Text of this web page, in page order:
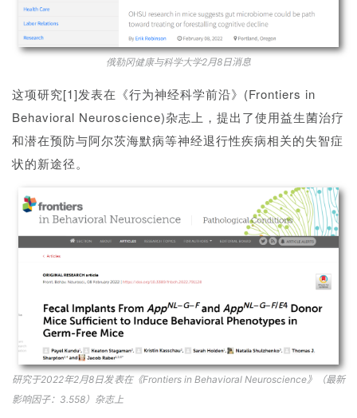
俄勒冈健康与科学大学2月8日消息
这项研究[1]发表在《行为神经科学前沿》(Frontiers in
Behavioral Neuroscience)杂志上，提出了使用益生菌治疗
和潜在预防与阿尔茨海默病等神经退行性疾病相关的失智症
状的新途径。
研究于2022年2月8日发表在《Frontiers in Behavioral Neuroscience》（最新
影响因子：3.558）杂志上